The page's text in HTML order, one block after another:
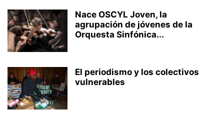
Nace OSCYL Joven, la
agrupación de jóvenes de la
Orquesta Sinfónica...
El periodismo y los colectivos
vulnerables